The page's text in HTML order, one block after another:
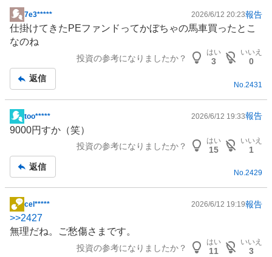
掲
示
板
7e3***** 2026/6/12 20:23報告
仕掛けてきたPEファンド ってかぼちゃの馬車買ったとこ
なのね
投資の参考になりましたか？
はい
3
いいえ
0
返信
No. 2431
掲
示
事
too***** 2026/6/12 19:33報告
9000円すか（笑）
投資の参考になりましたか？
はい
15
いいえ
1
返信
No.2429
掲
示
板
cel***** 2026/6/12 19:19報告
>>2427
無理だね。ご愁傷さまです。
投資の参考になりましたか？
はい
11
いいえ
3